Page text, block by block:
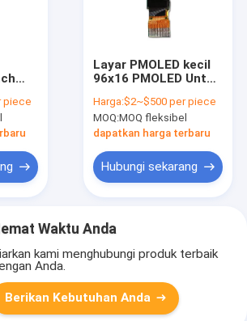
piece
Layar PMOLED kecil
96x16 PMOLED Untuk
Harga:$2~$500 per piece
MOQ:MOQ fleksibel
dapatkan harga terbaru
Hubungi sekarang
Waktu Anda
kami menghubungi produk terbaik
Anda.
Berikan Kebutuhan Anda